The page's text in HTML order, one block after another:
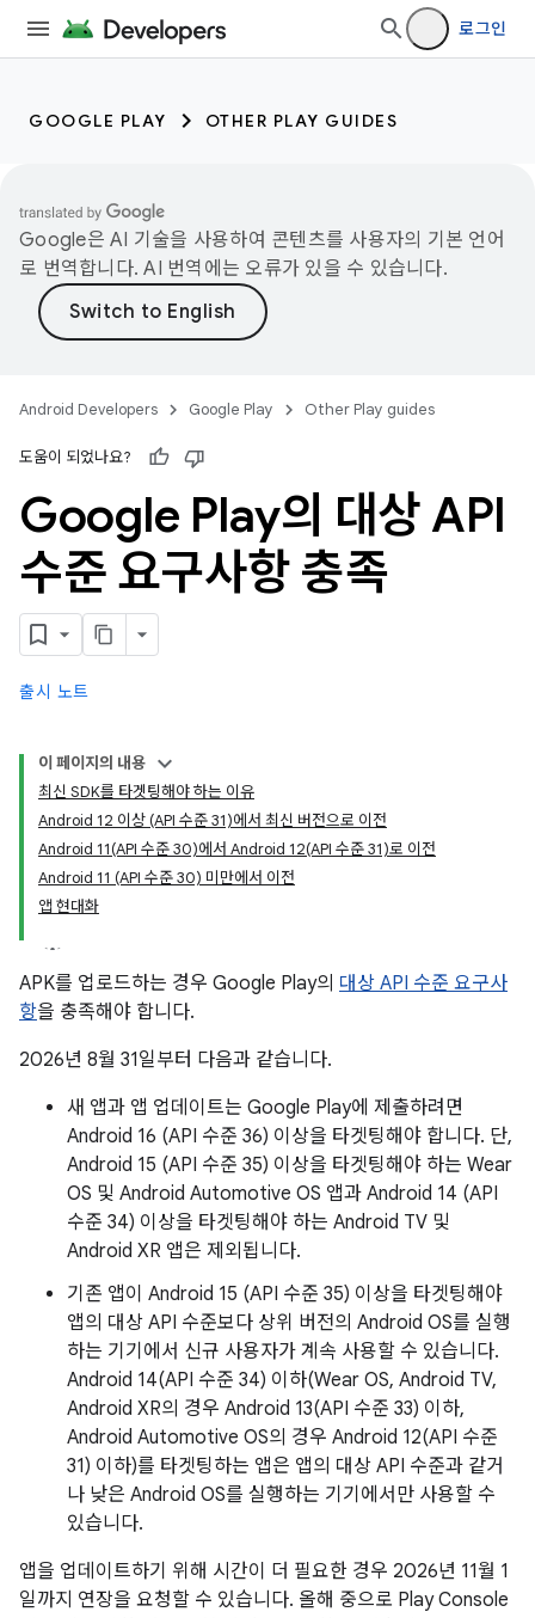
로그인
GOOGLE PLAY OTHER PLAY GUIDES
Google은 AI 기술을 사용하여 콘텐츠를 사용자의 기본 언어
로 번역합니다. AI 번역에는 오류가 있을 수 있습니다.
Android Developers Google Play Other Play guides
도움이 되었나요?
Google Play의 대상 API
수준 요구사항 충족
출시 노트
이 페이지의 내용
최신 SDK를 타겟팅해야 하는 이유
Android 12 이상 (API 수준 31)에서 최신 버전으로 이전
Android 11(API 수준 30)에서 Android 12(API 수준 31)로 이전
Android 11 (API 수준 30) 미만에서 이전
앱 현대화
APK를 업로드하는 경우 Google Play의 대상 API 수준 요구사
항을 충족해야 합니다.
2026년 8월 31일부터 다음과 같습니다.
새 앱과 앱 업데이트는 Google Play에 제출하려면
Android 16 (API 수준 36) 이상을 타겟팅해야 합니다. 단,
Android 15 (API 수준 35) 이상을 타겟팅해야 하는 Wear
OS 및 Android Automotive OS 앱과 Android 14 (API
수준 34) 이상을 타겟팅해야 하는 Android TV 및
Android XR 앱은 제외됩니다.
기존 앱이 Android 15 (API 수준 35) 이상을 타겟팅해야
앱의 대상 API 수준보다 상위 버전의 Android OS를 실행
하는 기기에서 신규 사용자가 계속 사용할 수 있습니다.
Android 14(API 수준 34) 이하(Wear OS, Android TV,
Android XR의 경우 Android 13(API 수준 33) 이하,
Android Automotive OS의 경우 Android 12(API 수준
31) 이하)를 타겟팅하는 앱은 앱의 대상 API 수준과 같거
나 낮은 Android OS를 실행하는 기기에서만 사용할 수
있습니다.
앱을 업데이트하기 위해 시간이 더 필요한 경우 2026년 11월 1
일까지 연장을 요청할 수 있습니다. 올해 중으로 Play Console